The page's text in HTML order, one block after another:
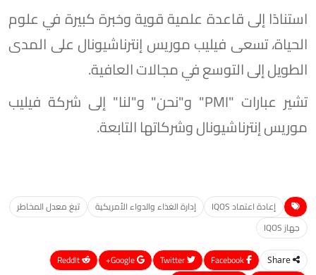
استنادًا إلى قاعدة علمية قوية وخبرة كبيرة في علوم
الحياة، تسعى فيليب موريس إنترناشيونال على المدى
الطويل إلى التوسع في مجالات العافية.
تشير عبارات "PMI" و"نحن" و"لنا" إلى شركة فيليب
موريس إنترناشيونال وشركاتها التابعة.
إعادة اعتماد IQOS إدارة الغذاء والدواء الأمريكية
تبغ معدل المخاطر
جهاز IQOS
Share
Google+
ReddIt